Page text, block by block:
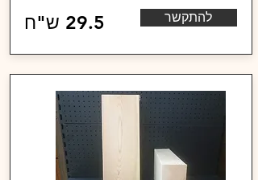
29.5 ש"ח להתקשר